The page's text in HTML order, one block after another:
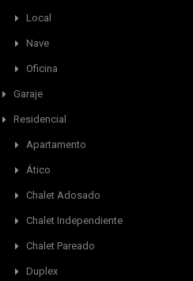
Local
Nave
Oficina
Garaje
Residencial
Apartamento
Ático
Chalet Adosado
Chalet Independiente
Chalet Pareado
Duplex